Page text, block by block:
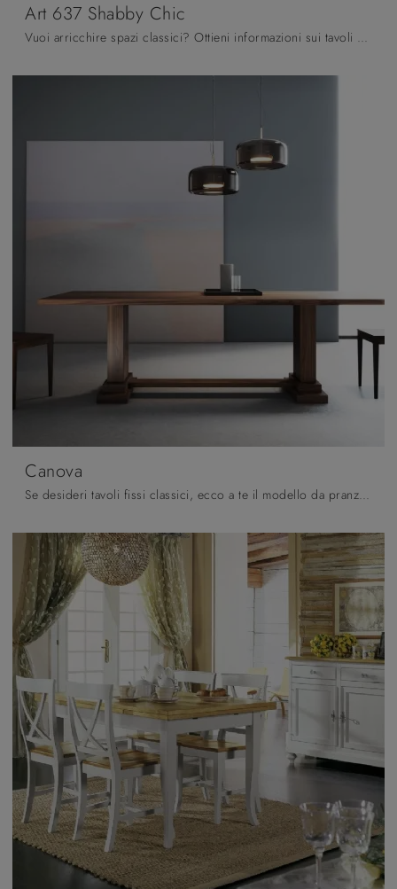
Art 637 Shabby Chic
Vuoi arricchire spazi classici? Ottieni informazioni sui tavoli classici allungabili: il modello da pranzo Art 637 Shabby Chic ti attende.
Canova
Se desideri tavoli fissi classici, ecco a te il modello da pranzo in legno Canova dell'azienda Pizzolato.